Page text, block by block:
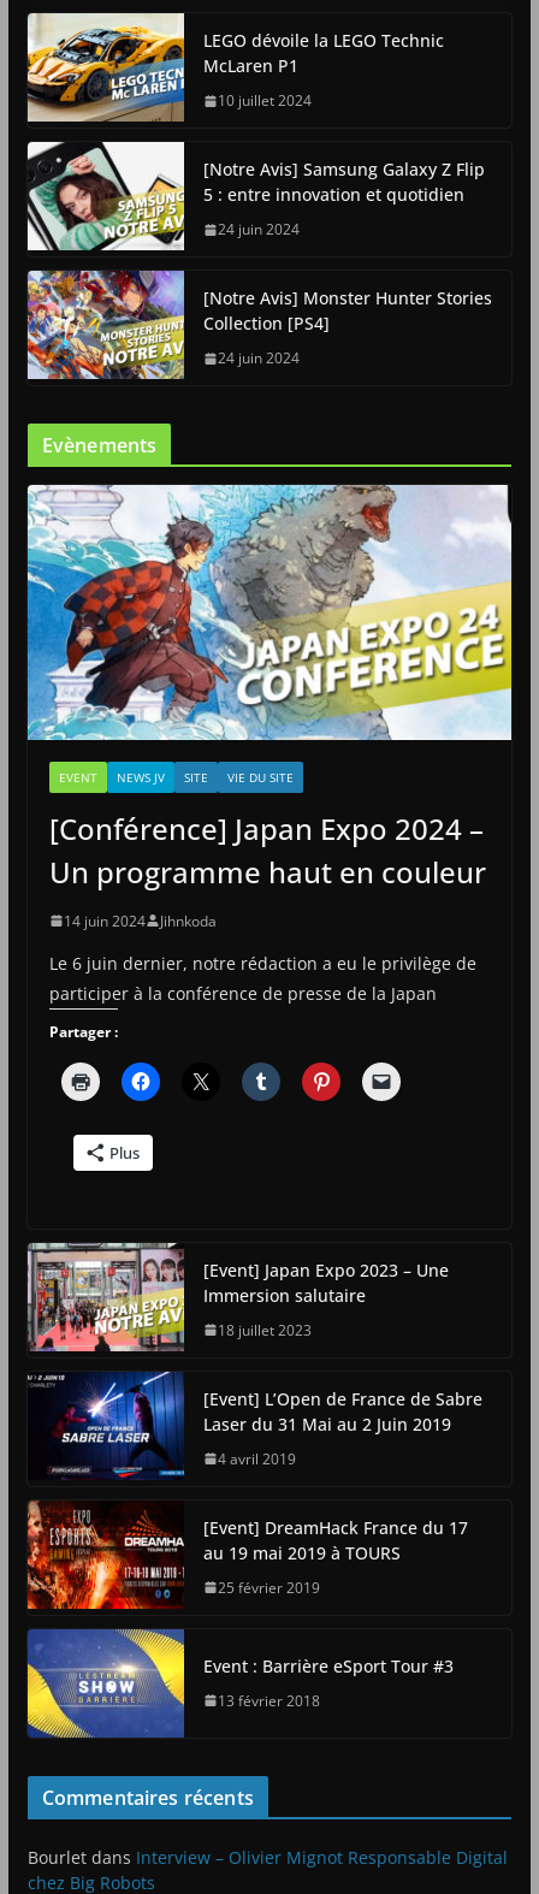
LEGO dévoile la LEGO Technic
McLaren P1
10 juillet 2024
[Notre Avis] Samsung Galaxy Z Flip
5 : entre innovation et quotidien
24 juin 2024
[Notre Avis] Monster Hunter Stories
Collection [PS4]
24 juin 2024
Evènements
EVENT NEWS JV SITE VIE DU SITE
[Conférence] Japan Expo 2024 –
Un programme haut en couleur
14 juin 2024 Jihnkoda
Le 6 juin dernier, notre rédaction a eu le privilège de
participer à la conférence de presse de la Japan
Partager :
Plus
[Event] Japan Expo 2023 – Une
Immersion salutaire
18 juillet 2023
[Event] L’Open de France de Sabre
Laser du 31 Mai au 2 Juin 2019
4 avril 2019
[Event] DreamHack France du 17
au 19 mai 2019 à TOURS
25 février 2019
Event : Barrière eSport Tour #3
13 février 2018
Commentaires récents
Bourletdans Interview – Olivier Mignot Responsable Digital
chez Big Robots